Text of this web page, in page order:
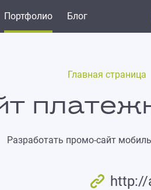
Портфолио Блог
Главная страница
Разработать промо-сайт
http://